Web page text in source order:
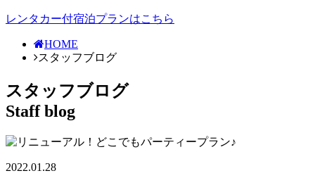
レンタカー付宿泊プランはこちら
HOME
スタッフブログ
スタッフブログ
Staff blog
2022.01.28